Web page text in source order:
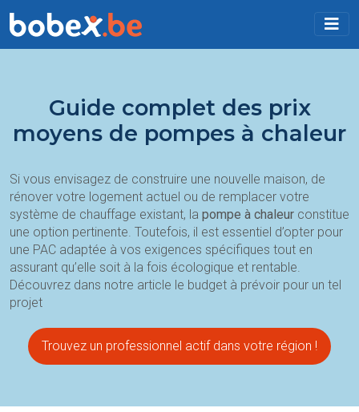
Guide complet des prix
moyens de pompes à chaleur
Si vous envisagez de construire une nouvelle maison, de
rénover votre logement actuel ou de remplacer votre
système de chauffage existant, la pompe à chaleur constitue
une option pertinente. Toutefois, il est essentiel d’opter pour
une PAC adaptée à vos exigences spécifiques tout en
assurant qu’elle soit à la fois écologique et rentable.
Découvrez dans notre article le budget à prévoir pour un tel
projet
Trouvez un professionnel actif dans votre région !